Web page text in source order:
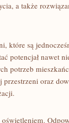
a także
które są
potencjał nawet
potrzeb
oraz